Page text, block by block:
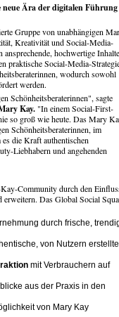
neue Ära der digitalen Führung
Gruppe von unabhängigen
Kreativität und Social-Media-
hochwertige
praktische Social-Media-
wodurch sowohl
werden.
Schönheitsberaterinnen", sagte
Kay. "In einem Social-First-
so groß wie heute. Das Mary
Schönheitsberaterinnen, im
die Kraft authentischen
Liebhabern und angehenden
Community durch den
Das Global Social
durch frische,
von Nutzern erstellte
mit Verbrauchern auf
aus der Praxis in den
von Mary Kay